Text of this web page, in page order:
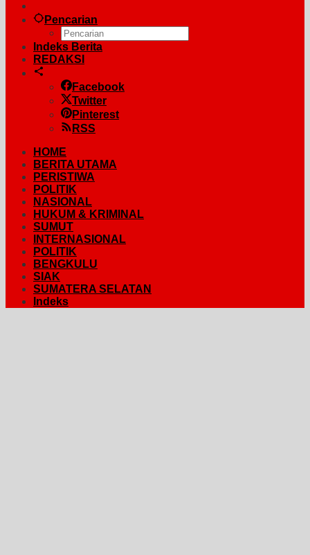
Pencarian
Indeks Berita
REDAKSI
Facebook
Twitter
Pinterest
RSS
HOME
BERITA UTAMA
PERISTIWA
POLITIK
NASIONAL
HUKUM & KRIMINAL
SUMUT
INTERNASIONAL
POLITIK
BENGKULU
SIAK
SUMATERA SELATAN
Indeks